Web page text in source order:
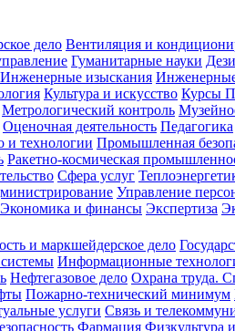
дело Вентиляция и
Гуманитарные науки
Инженерные изыскания
Культура и искусство Курсы
Метрологический контроль
Оценочная деятельность Педагогика
и технологии Промышленная
Ракетно-космическая
Сфера услуг
Управление
Экономика и финансы Экспертиза
и маркшейдерское дело
Информационные
Нефтегазовое дело Охрана труда.
Пожарно-технический минимум
услуги Связь и
Фармация Физкультура